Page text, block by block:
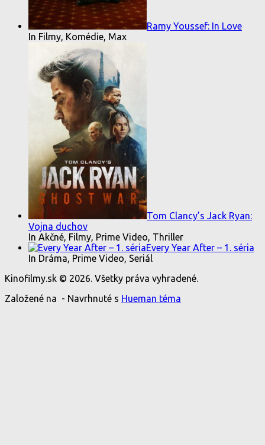
Ramy Youssef: In Love
In Filmy, Komédie, Max
Tom Clancy’s Jack Ryan:
Vojna duchov
In Akčné, Filmy, Prime Video, Thriller
Every Year After – 1. séria
In Dráma, Prime Video, Seriál
Kinofilmy.sk © 2026. Všetky práva vyhradené.
Založené na - Navrhnuté s Hueman téma